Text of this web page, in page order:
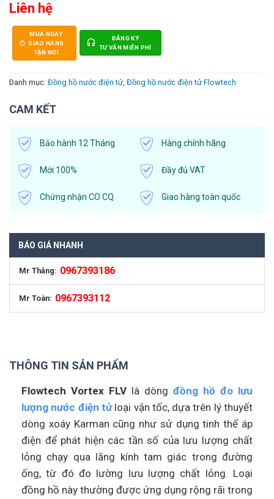
Liên hệ
MUA NGAY
GIAO HÀNG
TẬN NƠI
ĐĂNG KÝ
TƯ VẤN MIỄN PHÍ
Danh mục: Đồng hồ nước điện tử, Đồng hồ nước điện tử Flowtech
CAM KẾT
Bảo hành 12 Tháng Hàng chính hãng
Mới 100% Đầy đủ VAT
Chứng nhận CO CQ Giao hàng toàn quốc
BÁO GIÁ NHANH
Mr Thắng: 0967393186
Mr Toàn: 0967393112
THÔNG TIN SẢN PHẨM
Flowtech Vortex FLV là dòng đồng hồ đo lưu
lượng nước điện tửloại vận tốc, dựa trên lý thuyết
dòng xoáy Karman cũng như sử dụng tinh thể áp
điện để phát hiện các tần số của lưu lượng chất
lỏng chạy qua lăng kính tam giác trong đường
ống, từ đó đo lường lưu lượng chất lỏng. Loại
đồng hồ này thường được ứng dụng rộng rãi trong